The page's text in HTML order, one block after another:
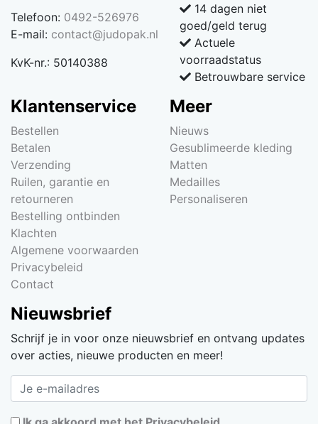
Telefoon: 0492-526976
E-mail: contact@judopak.nl
KvK-nr.: 50140388
14 dagen niet
goed/geld terug
Actuele
voorraadstatus
Betrouwbare service
Klantenservice
Bestellen
Betalen
Verzending
Ruilen, garantie en
retourneren
Bestelling ontbinden
Klachten
Algemene voorwaarden
Privacybeleid
Contact
Meer
Nieuws
Gesublimeerde kleding
Matten
Medailles
Personaliseren
Nieuwsbrief
Schrijf je in voor onze nieuwsbrief en ontvang updates
over acties, nieuwe producten en meer!